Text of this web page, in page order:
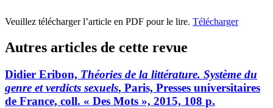
Veuillez télécharger l’article en PDF pour le lire. Télécharger
Autres articles de cette revue
Didier Eribon, Théories de la littérature. Système du
genre et verdicts sexuels, Paris, Presses universitaires
de France, coll. « Des Mots », 2015, 108 p.